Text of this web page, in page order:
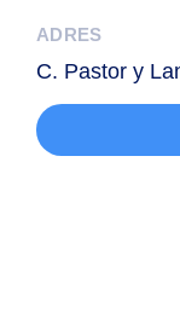
ADRES
C. Pastor y